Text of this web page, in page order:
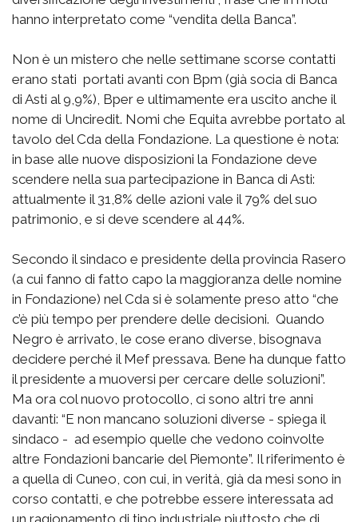
hanno interpretato come “vendita della Banca”.
Non è un mistero che nelle settimane scorse contatti
erano stati portati avanti con Bpm (già socia di Banca
di Asti al 9,9%), Bper e ultimamente era uscito anche il
nome di Unciredit. Nomi che Equita avrebbe portato al
tavolo del Cda della Fondazione. La questione è nota:
in base alle nuove disposizioni la Fondazione deve
scendere nella sua partecipazione in Banca di Asti:
attualmente il 31,8% delle azioni vale il 79% del suo
patrimonio, e si deve scendere al 44%.
Secondo il sindaco e presidente della provincia Rasero
(a cui fanno di fatto capo la maggioranza delle nomine
in Fondazione) nel Cda si è solamente preso atto “che
c’è più tempo per prendere delle decisioni. Quando
Negro è arrivato, le cose erano diverse, bisognava
decidere perché il Mef pressava. Bene ha dunque fatto
il presidente a muoversi per cercare delle soluzioni”.
Ma ora col nuovo protocollo, ci sono altri tre anni
davanti: “E non mancano soluzioni diverse - spiega il
sindaco - ad esempio quelle che vedono coinvolte
altre Fondazioni bancarie del Piemonte”. Il riferimento è
a quella di Cuneo, con cui, in verità, già da mesi sono in
corso contatti, e che potrebbe essere interessata ad
un ragionamento di tipo industriale piuttosto che di